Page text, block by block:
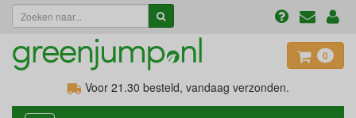
0
Voor 21.30 besteld, vandaag verzonden.